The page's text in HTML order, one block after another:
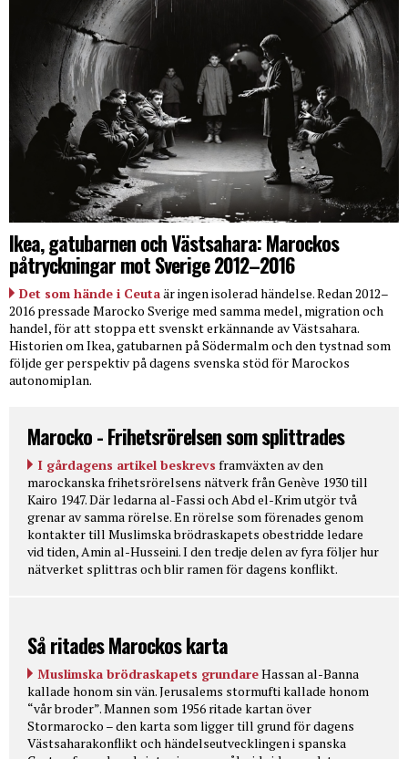
Ikea, gatubarnen och Västsahara: Marockos
påtryckningar mot Sverige 2012–2016
Det som hände i Ceutaär ingen isolerad händelse. Redan 2012–
2016 pressade Marocko Sverige med samma medel, migration och
handel, för att stoppa ett svenskt erkännande av Västsahara.
Historien om Ikea, gatubarnen på Södermalm och den tystnad som
följde ger perspektiv på dagens svenska stöd för Marockos
autonomiplan.
Marocko - Frihetsrörelsen som splittrades
I gårdagens artikel beskrevs framväxten av den
marockanska frihetsrörelsens nätverk från Genève 1930 till
Kairo 1947. Där ledarna al-Fassi och Abd el-Krim utgör två
grenar av samma rörelse. En rörelse som förenades genom
kontakter till Muslimska brödraskapets obestridde ledare
vid tiden, Amin al-Husseini. I den tredje delen av fyra följer hur
nätverket splittras och blir ramen för dagens konflikt.
Så ritades Marockos karta
Muslimska brödraskapets grundareHassan al-Banna
kallade honom sin vän. Jerusalems stormufti kallade honom
“vår broder”. Mannen som 1956 ritade kartan över
Stormarocko – den karta som ligger till grund för dagens
Västsaharakonflikt och händelseutvecklingen i spanska